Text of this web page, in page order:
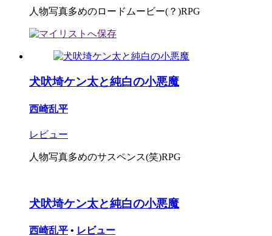
人物写真多めのロードムービー(？)RPG
犬吠埼ケン太と純白の小悪魔
西崎乱平
レビュー
人物写真多めのサスペンス(笑)RPG
犬吠埼ケン太と純白の小悪魔
西崎乱平 • レビュー